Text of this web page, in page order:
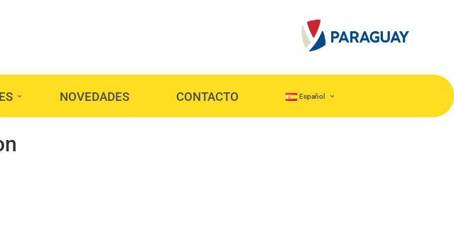
NOVEDADES CONTACTO Español